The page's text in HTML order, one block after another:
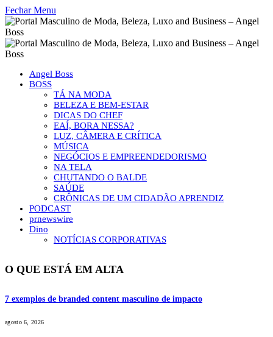
Fechar Menu
Angel Boss
BOSS
TÁ NA MODA
BELEZA E BEM-ESTAR
DICAS DO CHEF
EAÍ, BORA NESSA?
LUZ, CÂMERA E CRÍTICA
MÚSICA
NEGÓCIOS E EMPREENDEDORISMO
NA TELA
CHUTANDO O BALDE
SAÚDE
CRÔNICAS DE UM CIDADÃO APRENDIZ
PODCAST
prnewswire
Dino
NOTÍCIAS CORPORATIVAS
O QUE ESTÁ EM ALTA
7 exemplos de branded content masculino de impacto
agosto 6, 2026